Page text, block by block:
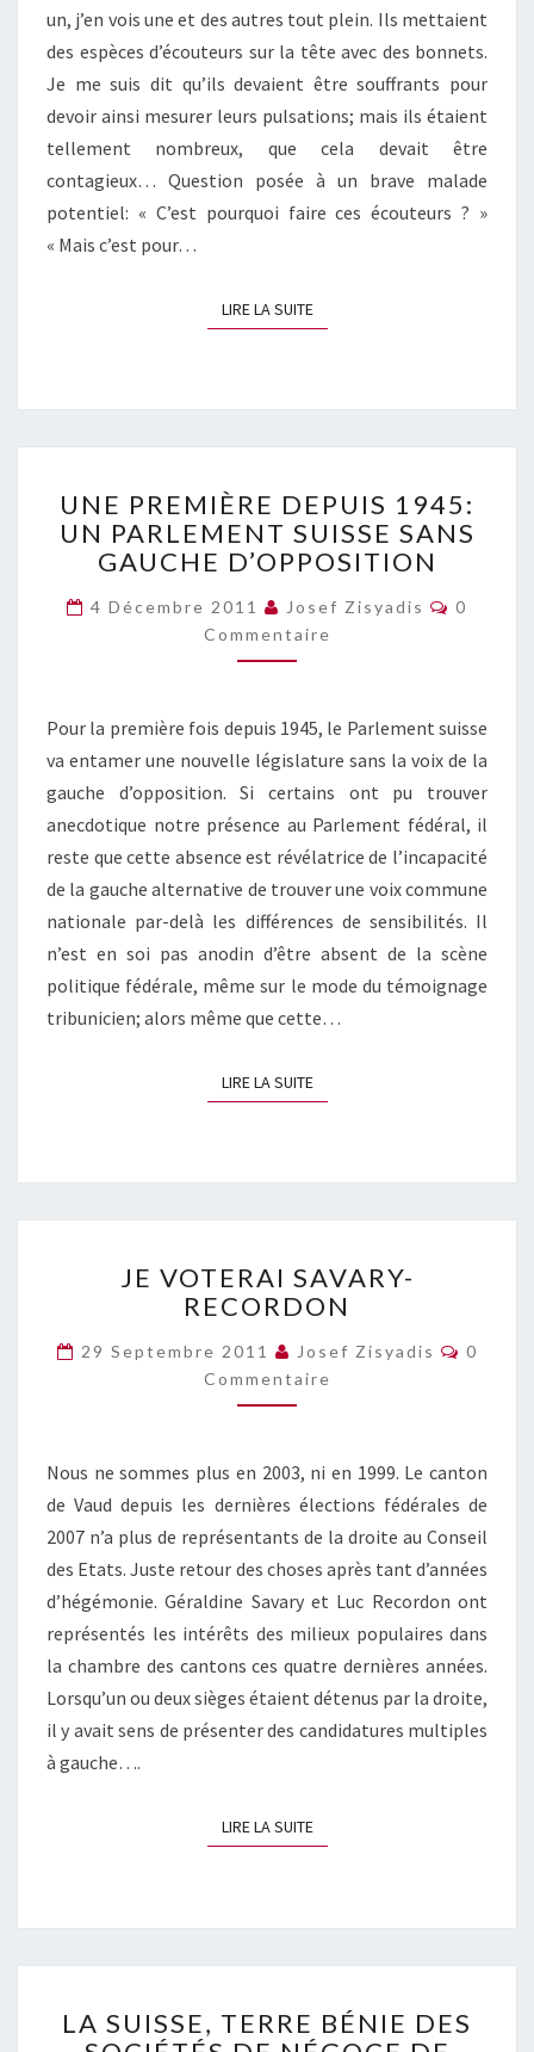
un, j’en vois une et des autres tout plein. Ils mettaient
des espèces d’écouteurs sur la tête avec des bonnets.
Je me suis dit qu’ils devaient être souffrants pour
devoir ainsi mesurer leurs pulsations; mais ils étaient
tellement nombreux, que cela devait être
contagieux… Question posée à un brave malade
potentiel: « C’est pourquoi faire ces écouteurs ? »
« Mais c’est pour…
LIRE LA SUITELIRE LA SUITE
PREMIÈRE
DEPUIS
1945:
PARLEMENT
SUISSE
SANS
UNE PREMIÈRE DEPUIS 1945:
UN PARLEMENT SUISSE SANS
GAUCHE D’OPPOSITION
4 Décembre 2011 Josef Zisyadis
0
Commentaire
Pour la première fois depuis 1945, le Parlement suisse
va entamer une nouvelle législature sans la voix de la
gauche d’opposition. Si certains ont pu trouver
anecdotique notre présence au Parlement fédéral, il
reste que cette absence est révélatrice de l’incapacité
de la gauche alternative de trouver une voix commune
nationale par-delà les différences de sensibilités. Il
n’est en soi pas anodin d’être absent de la scène
politique fédérale, même sur le mode du témoignage
tribunicien; alors même que cette…
LIRE LA SUITELIRE LA SUITE
VOTERAI
SAVARY-
JE VOTERAI SAVARY-
RECORDON
29 Septembre 2011 Josef Zisyadis
0
Commentaire
Nous ne sommes plus en 2003, ni en 1999. Le canton
de Vaud depuis les dernières élections fédérales de
2007 n’a plus de représentants de la droite au Conseil
des Etats. Juste retour des choses après tant d’années
d’hégémonie. Géraldine Savary et Luc Recordon ont
représentés les intérêts des milieux populaires dans
la chambre des cantons ces quatre dernières années.
Lorsqu’un ou deux sièges étaient détenus par la droite,
il y avait sens de présenter des candidatures multiples
à gauche….
LIRE LA SUITELIRE LA SUITE
SUISSE,
LA SUISSE, TERRE BÉNIE DES